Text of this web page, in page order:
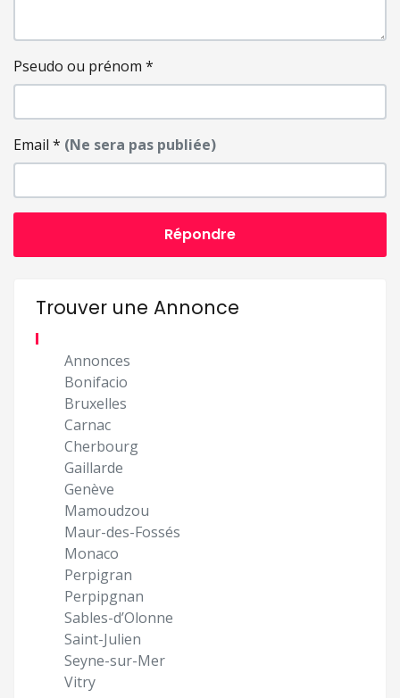
Pseudo ou prénom *
Email * (Ne sera pas publiée)
Répondre
Trouver une Annonce
Annonces
Bonifacio
Bruxelles
Carnac
Cherbourg
Gaillarde
Genève
Mamoudzou
Maur-des-Fossés
Monaco
Perpigran
Perpipgnan
Sables-d’Olonne
Saint-Julien
Seyne-sur-Mer
Vitry